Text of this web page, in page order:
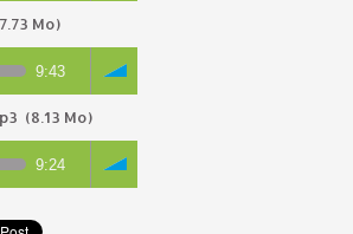
Mo)
9:43
(8.13 Mo)
9:24